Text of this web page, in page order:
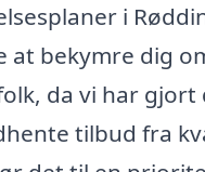
i
at bekymre dig
da vi har gjort
tilbud fra